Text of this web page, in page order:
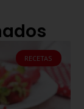
RECETAS